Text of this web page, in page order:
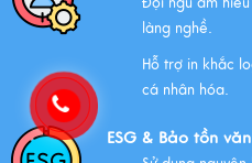
NHỮNG ĐẶC ĐIỂM CỦA
Xem thêm
làng nghề.
Hỗ trợ in khắc
cá nhân hóa.
ESG & Bảo tồn